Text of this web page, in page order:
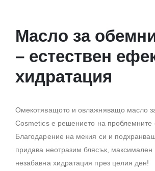
Масло за
– естествен
хидратация
Омекотяващото и овлажняващо масло
Cosmetics е решението на проблемните
Благодарение на мекия си и
придава неотразим блясък,
незабавна хидратация през целия ден!